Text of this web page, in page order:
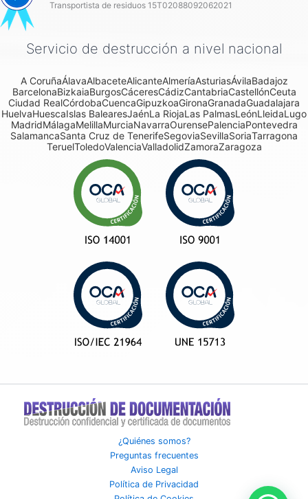
Transportista de residuos 15T02088092062021
Servicio de destrucción a nivel nacional
A CoruñaÁlavaAlbaceteAlicanteAlmeríaAsturiasÁvilaBadajoz
BarcelonaBizkaiaBurgosCáceresCádizCantabriaCastellónCeuta
Ciudad RealCórdobaCuencaGipuzkoaGironaGranadaGuadalajara
HuelvaHuescaIslas BalearesJaénLa RiojaLas PalmasLeónLleidaLugo
MadridMálagaMelillaMurciaNavarraOurensePalenciaPontevedra
SalamancaSanta Cruz de TenerifeSegoviaSevillaSoriaTarragona
TeruelToledoValenciaValladolidZamoraZaragoza
¿Quiénes somos?
Preguntas frecuentes
Aviso Legal
Política de Privacidad